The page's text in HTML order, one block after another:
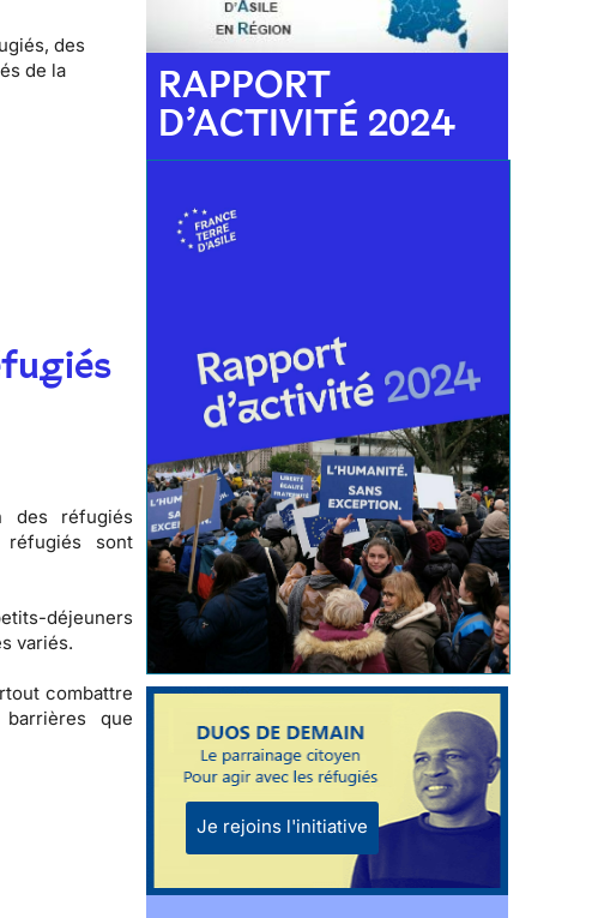
des
de la
des réfugiés
sont
déjeuners
variés.
combattre
que
RAPPORT
D’ACTIVITÉ 2024
Je rejoins l'initiative